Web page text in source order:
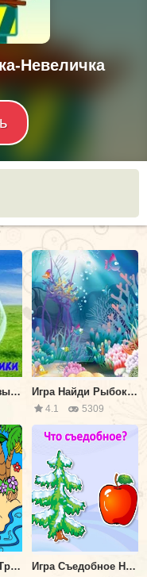
Невеличка
Игра Лопаем Пузырики для Детей Игра Найди Рыбок для Детей
4.1 5309
Игра Раскраска Тропический Остров Игра Съедобное Несъедобное